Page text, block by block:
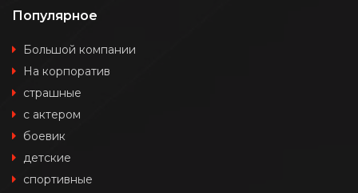
Популярное
Большой компании
На корпоратив
страшные
с актером
боевик
детские
спортивные